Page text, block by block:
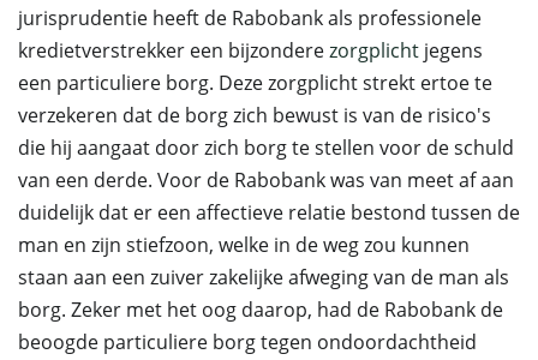
jurisprudentie heeft de Rabobank als professionele
kredietverstrekker een bijzonderezorgplicht jegens
een particuliere borg. Deze zorgplicht strekt ertoe te
verzekeren dat de borg zich bewust is van de risico's
die hij aangaat door zich borg te stellen voor de schuld
van een derde. Voor de Rabobank was van meet af aan
duidelijk dat er een affectieve relatie bestond tussen de
man en zijn stiefzoon, welke in de weg zou kunnen
staan aan een zuiver zakelijke afweging van de man als
borg. Zeker met het oog daarop, had de Rabobank de
beoogde particuliere borg tegen ondoordachtheid